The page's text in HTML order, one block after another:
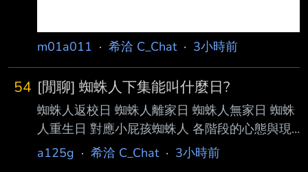
m01a011 · 希洽 C_Chat· 3小時前
54 [閒聊] 蜘蛛人下集能叫什麼日?
蜘蛛人返校日 蜘蛛人離家日 蜘蛛人無家日 蜘蛛
人重生日 對應小屁孩蜘蛛人 各階段的心態與現
況 最新一集重生日 蜘蛛人長大了、心態成熟了
a125g · 希洽 C_Chat· 3小時前